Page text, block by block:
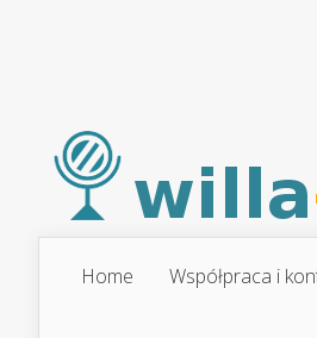
Home Współpraca i